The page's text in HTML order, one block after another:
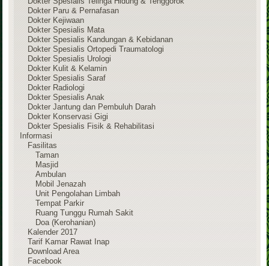
Dokter Paru & Pernafasan
Dokter Kejiwaan
Dokter Spesialis Mata
Dokter Spesialis Kandungan & Kebidanan
Dokter Spesialis Ortopedi Traumatologi
Dokter Spesialis Urologi
Dokter Kulit & Kelamin
Dokter Spesialis Saraf
Dokter Radiologi
Dokter Spesialis Anak
Dokter Jantung dan Pembuluh Darah
Dokter Konservasi Gigi
Dokter Spesialis Fisik & Rehabilitasi
Informasi
Fasilitas
Taman
Masjid
Ambulan
Mobil Jenazah
Unit Pengolahan Limbah
Tempat Parkir
Ruang Tunggu Rumah Sakit
Doa (Kerohanian)
Kalender 2017
Tarif Kamar Rawat Inap
Download Area
Facebook